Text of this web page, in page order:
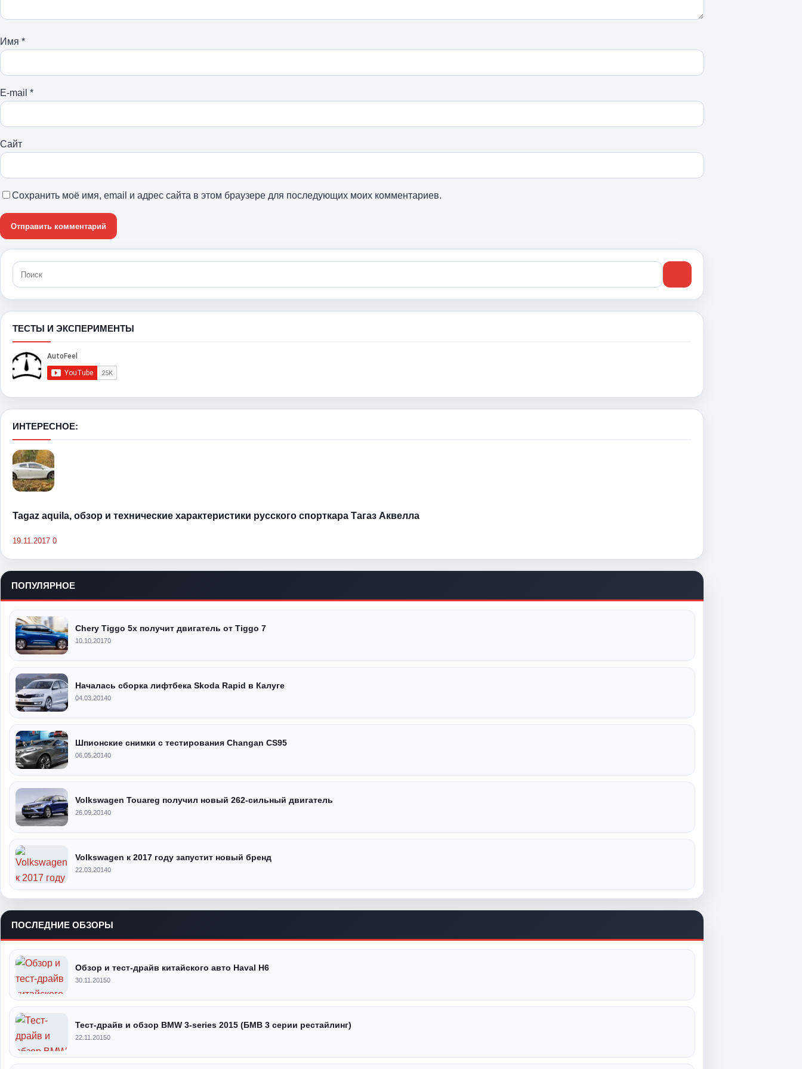
Имя *
E-mail *
Сайт
Сохранить моё имя, email и адрес сайта в этом браузере для последующих моих комментариев.
ТЕСТЫ И ЭКСПЕРИМЕНТЫ
ИНТЕРЕСНОЕ:
Tagaz aquila, обзор и технические характеристики русского спорткара Тагаз Аквелла
19.11.2017 0
ПОПУЛЯРНОЕ
Chery Tiggo 5x получит двигатель от Tiggo 7
10.10.20170
Началась сборка лифтбека Skoda Rapid в Калуге
04.03.20140
Шпионские снимки с тестирования Changan CS95
06.05.20140
Volkswagen Touareg получил новый 262-сильный двигатель
26.09.20140
Volkswagen к 2017 году запустит новый бренд
22.03.20140
ПОСЛЕДНИЕ ОБЗОРЫ
Обзор и тест-драйв китайского авто Haval H6
30.11.20150
Тест-драйв и обзор BMW 3-series 2015 (БМВ 3 серии рестайлинг)
22.11.20150